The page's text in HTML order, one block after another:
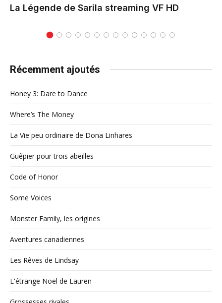
La Légende de Sarila streaming VF HD
Récemment ajoutés
Honey 3: Dare to Dance
Where’s The Money
La Vie peu ordinaire de Dona Linhares
Guêpier pour trois abeilles
Code of Honor
Some Voices
Monster Family, les origines
Aventures canadiennes
Les Rêves de Lindsay
L'étrange Noël de Lauren